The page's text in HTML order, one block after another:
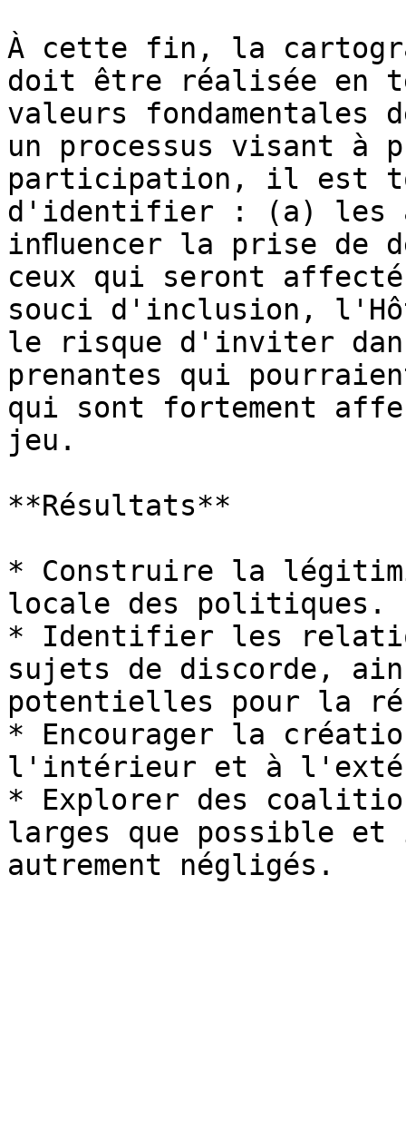
À cette fin, la
doit être réalisée en
valeurs fondamentales
un processus visant
participation, il est
d'identifier : (a) les
inﬂuencer la prise de
ceux qui seront
souci d'inclusion,
le risque d'inviter
prenantes qui
qui sont fortement
jeu.
**Résultats**
* Construire la
locale des politiques.
* Identifier les
sujets de discorde,
potentielles pour la
* Encourager la
l'intérieur et à
* Explorer des
larges que possible et